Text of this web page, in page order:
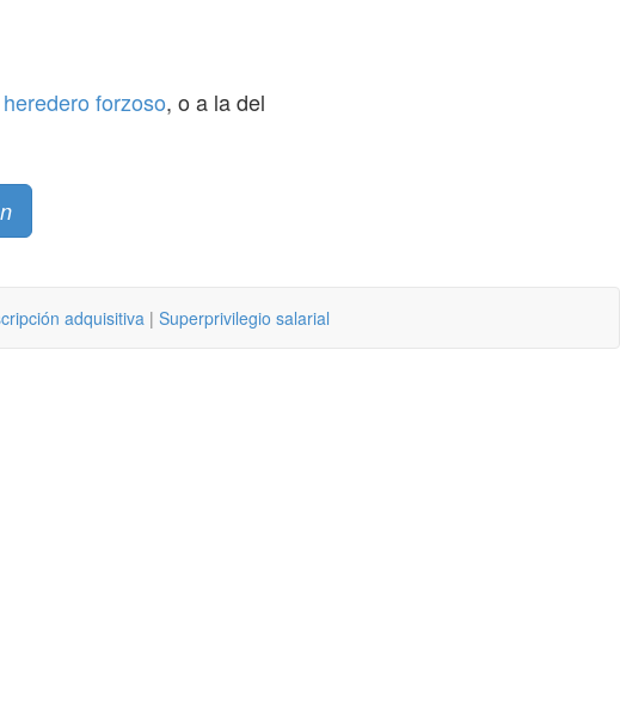
heredero forzoso, o a la del
adquisitiva | Superprivilegio salarial